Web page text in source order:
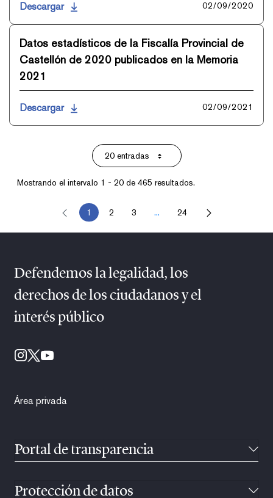
Descargar 02/09/2020
Datos estadísticos de la Fiscalía Provincial de
Castellón de 2020 publicados en la Memoria
2021
Descargar 02/09/2021
20 entradasPor página
Mostrando el intervalo 1 - 20 de 465 resultados.
Página
1 Página
2 Página
3 ...Páginas intermedias Use TAB
Página
24
Defendemos la legalidad, los
derechos de los ciudadanos y el
interés público
Área privada
Portal de transparencia
Protección de datos